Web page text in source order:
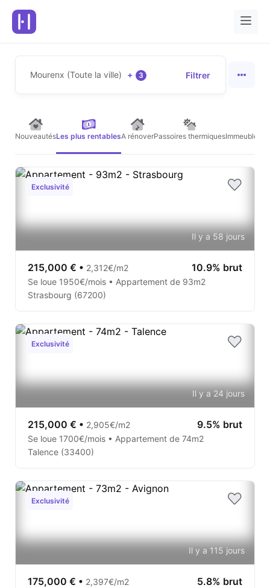
Mourenx (Toute la ville) + 3 Filtrer
NouveautésLes plus rentablesA rénoverPassoires thermiquesImmeubles
Exclusivité
Il y a 58 jours
215,000 € • 2,312€/m2 10.9% brut
Se loue 1950€/mois • Appartement de 93m2
Strasbourg (67200)
Exclusivité
Il y a 24 jours
215,000 € • 2,905€/m2 9.5% brut
Se loue 1700€/mois • Appartement de 74m2
Talence (33400)
Exclusivité
Il y a 115 jours
175,000 € • 2,397€/m2 5.8% brut